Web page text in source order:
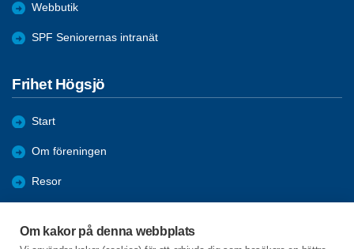
Om kakor på denna webbplats
Webbutik
SPF Seniorernas intranät
Frihet Högsjö
Start
Om föreningen
Resor
Aktiviteter